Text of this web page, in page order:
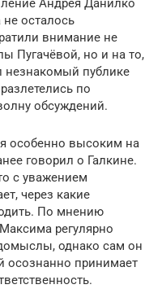
Андрея Данилко
осталось
внимание не
Пугачёвой, но и на то,
незнакомый публике
по
обсуждений.
особенно высоким на
говорил о Галкине.
с уважением
через какие
По мнению
регулярно
однако сам он
осознанно принимает